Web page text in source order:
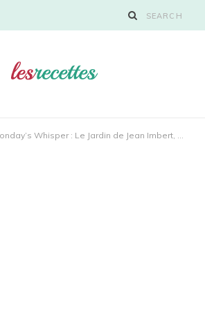
Monday’s Whisper : Le Jardin de Jean Imbert, La Disparition d’Antoine Alainau, les Rues d’André Daguin, le Magicien Thomas Cabrol du Monténégro, Werner Kuchler Les Petits Secrets de Seymour, la Bonne Fée de Seymour, Severine Paihes, Le Groupe Anne Famose Takes Sur le Quai des Artistes de Monaco | Le Blog de Gilles Pudlowski